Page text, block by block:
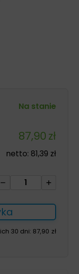
Na stanie
87,90zł
netto: 81,39 zł
ilość
toaletowa
z
klapą
30 dni: 87,90 zł